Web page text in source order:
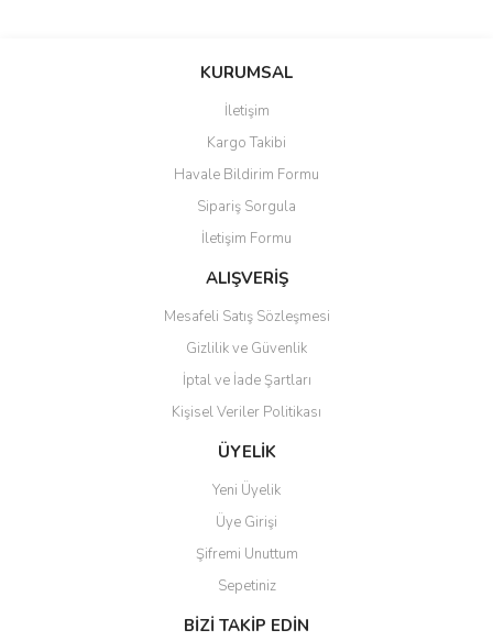
KURUMSAL
İletişim
Kargo Takibi
Havale Bildirim Formu
Sipariş Sorgula
İletişim Formu
ALIŞVERİŞ
Mesafeli Satış Sözleşmesi
Gizlilik ve Güvenlik
İptal ve İade Şartları
Kişisel Veriler Politikası
ÜYELİK
Yeni Üyelik
Üye Girişi
Şifremi Unuttum
Sepetiniz
BİZİ TAKİP EDİN